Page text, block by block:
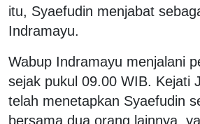
itu, Syaefudin menjabat
Indramayu.
Wabup Indramayu menjalani
sejak pukul 09.00 WIB. Kejati
telah menetapkan Syaefudin
bersama dua orang lainnya,